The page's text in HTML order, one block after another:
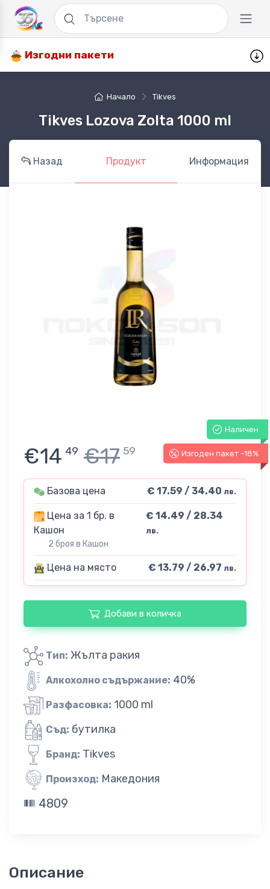
Изгодни пакети
Начало Tikves
Tikves Lozova Zolta 1000 ml
Назад Продукт Информация
Наличен
Изгоден пакет -18%
€14 49 €17 59
Базова цена € 17.59 / 34.40 лв.
Цена за 1 бр. в
Кашон
2 броя в Кашон
€ 14.49 / 28.34
лв.
Цена на място € 13.79 / 26.97 лв.
Добави в количка
Тип: Жълта ракия
Алкохолно съдържание: 40%
Разфасовка: 1000 ml
Съд: бутилка
Бранд: Tikves
Произход: Македония
4809
Описание